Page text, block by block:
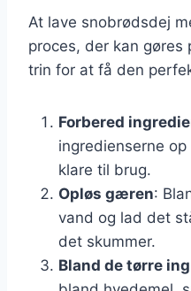
At lave snobrødsdej
proces, der kan gøres
trin for at få den
Forbered
ingredienserne
klare til brug.
Opløs gæren:
vand og lad det
det skummer.
Bland de tørre